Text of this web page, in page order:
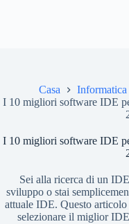
Casa Informatica
I 10 migliori software IDE
I 10 migliori software IDE
Sei alla ricerca di un
sviluppo o stai
attuale IDE. Questo
selezionare il miglior